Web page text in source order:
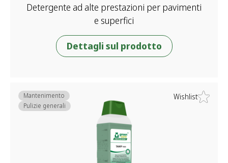
Detergente ad alte prestazioni per pavimenti
e superfici
Dettagli sul prodotto
Wishlist
Mantenimento
Pulizie generali